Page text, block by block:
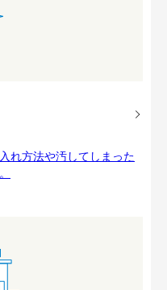
れ方法や汚してしまった